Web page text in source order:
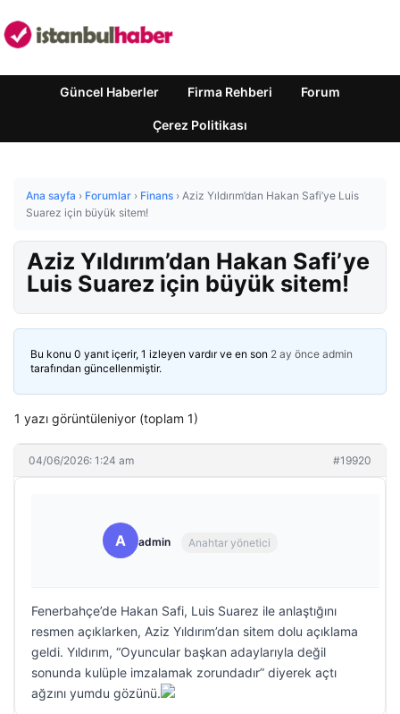
Güncel Haberler Firma Rehberi Forum
Çerez Politikası
Ana sayfa › Forumlar › Finans › Aziz Yıldırım’dan Hakan Safi’ye Luis
Suarez için büyük sitem!
Aziz Yıldırım’dan Hakan Safi’ye
Luis Suarez için büyük sitem!
Bu konu 0 yanıt içerir, 1 izleyen vardır ve en son 2 ay önce admin
tarafından güncellenmiştir.
1 yazı görüntüleniyor (toplam 1)
04/06/2026: 1:24 am #19920
A admin Anahtar yönetici
Fenerbahçe’de Hakan Safi, Luis Suarez ile anlaştığını
resmen açıklarken, Aziz Yıldırım’dan sitem dolu açıklama
geldi. Yıldırım, “Oyuncular başkan adaylarıyla değil
sonunda kulüple imzalamak zorundadır” diyerek açtı
ağzını yumdu gözünü.